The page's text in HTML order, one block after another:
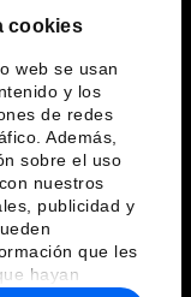
cookies
web se usan
y los
de redes
Además,
sobre el uso
nuestros
publicidad y
que les
hayan